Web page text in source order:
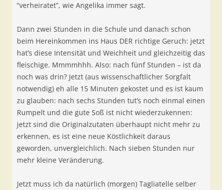
“verheiratet”, wie Angelika immer sagt.
Dann zwei Stunden in die Schule und danach schon
beim Hereinkommen ins Haus DER richtige Geruch: jetzt
hat’s diese Intensität und Weichheit und gleichzeitig das
fleischige. Mmmmhhh. Also: nach fünf Stunden – ist da
noch was drin? Jetzt (aus wissenschaftlicher Sorgfalt
notwendig) eh alle 15 Minuten gekostet und es ist kaum
zu glauben: nach sechs Stunden tut’s noch einmal einen
Rumpelt und die gute Soß ist nicht wiederzukennen:
jetzt sind die Originalzutaten überhaupt nicht mehr zu
erkennen, es ist eine neue Köstlichkeit daraus
geworden, unvergleichlich. Nach sieben Stunden nur
mehr kleine Veränderung.
Jetzt muss ich da natürlich (morgen) Tagliatelle selber